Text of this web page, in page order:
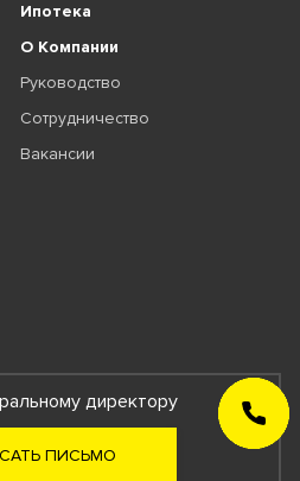
Ипотека
О Компании
Руководство
Сотрудничество
Вакансии
директору
ПИСЬМО
ЗАКАЗАТЬ
ЗВОНОК